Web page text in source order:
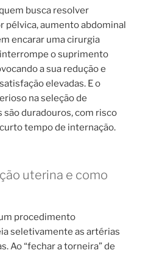
busca resolver
pélvica, aumento abdominal
encarar uma cirurgia
o suprimento
a sua redução e
elevadas. E o
na seleção de
são duradouros, com risco
tempo de internação.
uterina e como
procedimento
seletivamente as artérias
Ao “fechar a torneira” de